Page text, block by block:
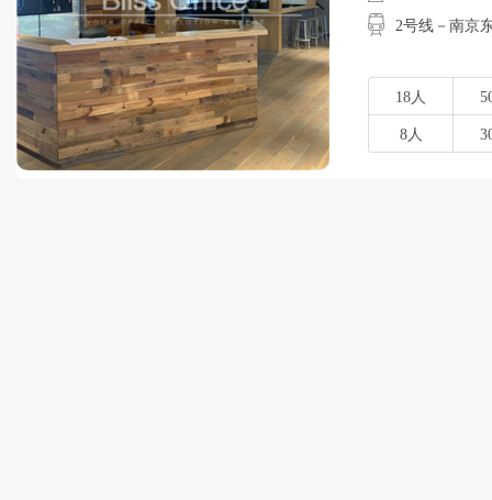
2号线－南京东
18人
8人